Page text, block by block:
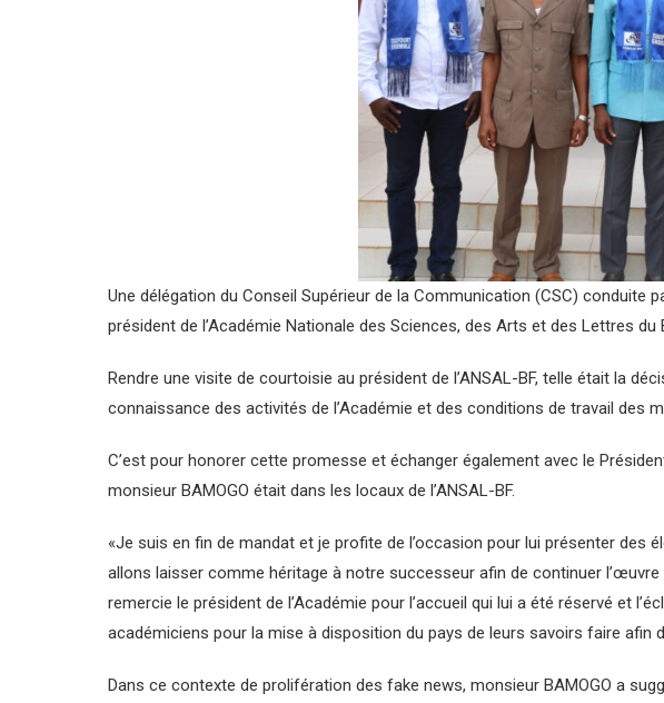
Une délégation du Conseil Supérieur de la Communication (CSC) conduite
président de l’Académie Nationale des Sciences, des Arts et des Lettres du
Rendre une visite de courtoisie au président de l’ANSAL-BF, telle était la
connaissance des activités de l’Académie et des conditions de travail des
C’est pour honorer cette promesse et échanger également avec le
monsieur BAMOGO était dans les locaux de l’ANSAL-BF.
«Je suis en fin de mandat et je profite de l’occasion pour lui présenter
allons laisser comme héritage à notre successeur afin de continuer
remercie le président de l’Académie pour l’accueil qui lui a été réservé et
académiciens pour la mise à disposition du pays de leurs savoirs faire afin
Dans ce contexte de prolifération des fake news, monsieur BAMOGO a